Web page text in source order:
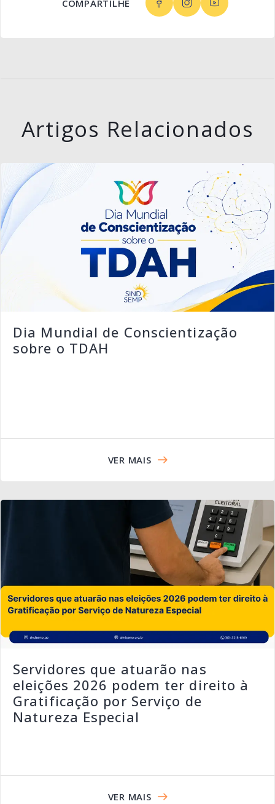
COMPARTILHE
Artigos Relacionados
Dia Mundial de Conscientização
sobre o TDAH
VER MAIS
Servidores que atuarão nas
eleições 2026 podem ter direito à
Gratificação por Serviço de
Natureza Especial
VER MAIS